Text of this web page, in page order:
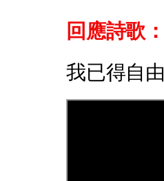
回應詩歌：
我已得自由